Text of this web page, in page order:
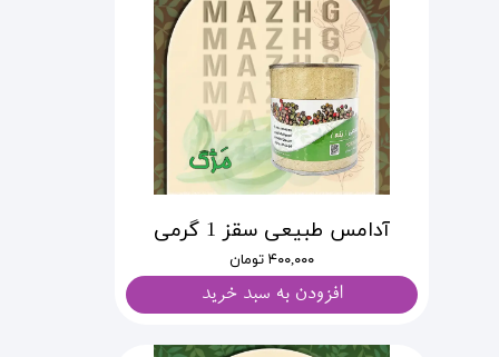
آدامس طبیعی سقز 1 گرمی
۴۰۰,۰۰۰ تومان
افزودن به سبد خرید